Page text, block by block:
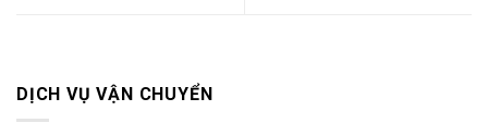
DỊCH VỤ VẬN CHUYỂN